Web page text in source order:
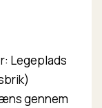
Legeplads
gennem